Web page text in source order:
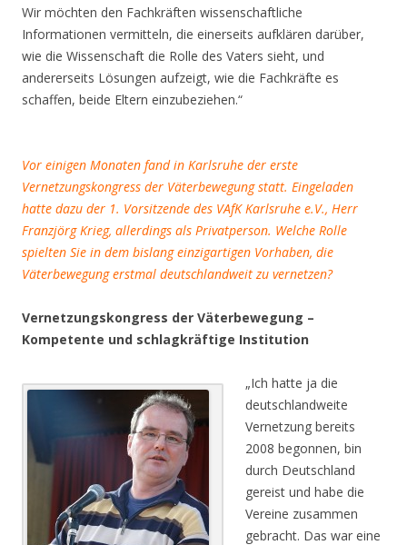
Wir möchten den Fachkräften wissenschaftliche
Informationen vermitteln, die einerseits aufklären darüber,
wie die Wissenschaft die Rolle des Vaters sieht, und
andererseits Lösungen aufzeigt, wie die Fachkräfte es
schaffen, beide Eltern einzubeziehen.“
Vor einigen Monaten fand in Karlsruhe der erste
Vernetzungskongress der Väterbewegung statt. Eingeladen
hatte dazu der 1. Vorsitzende des VAfK Karlsruhe e.V., Herr
Franzjörg Krieg, allerdings als Privatperson. Welche Rolle
spielten Sie in dem bislang einzigartigen Vorhaben, die
Väterbewegung erstmal deutschlandweit zu vernetzen?
Vernetzungskongress der Väterbewegung –
Kompetente und schlagkräftige Institution
„Ich hatte ja die
deutschlandweite
Vernetzung bereits
2008 begonnen, bin
durch Deutschland
gereist und habe die
Vereine zusammen
gebracht. Das war eine